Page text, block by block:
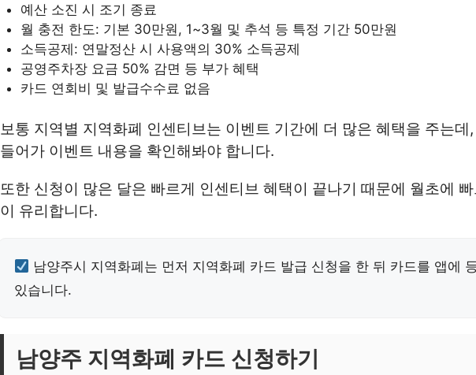
예산 소진 시 조기 종료
월 충전 한도: 기본 30만원, 1~3월 및 추석 등 특정 기간 50만원
소득공제: 연말정산 시 사용액의 30% 소득공제
공영주차장 요금 50% 감면 등 부가 혜택
카드 연회비 및 발급수수료 없음
보통 지역별 지역화폐 인센티브는 이벤트 기간에 더 많은 혜택을 주는데
들어가 이벤트 내용을 확인해봐야 합니다.
또한 신청이 많은 달은 빠르게 인센티브 혜택이 끝나기 때문에 월초에
이 유리합니다.
남양주시 지역화폐는 먼저 지역화폐 카드 발급 신청을 한 뒤 카드를 앱에
있습니다.
남양주 지역화폐 카드 신청하기